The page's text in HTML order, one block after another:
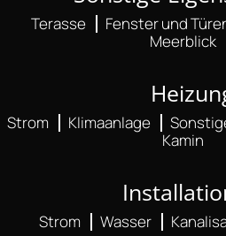
Terasse
Fenster und
Meerblick
Strom Klimaanlage
Kamin
Strom Wasser